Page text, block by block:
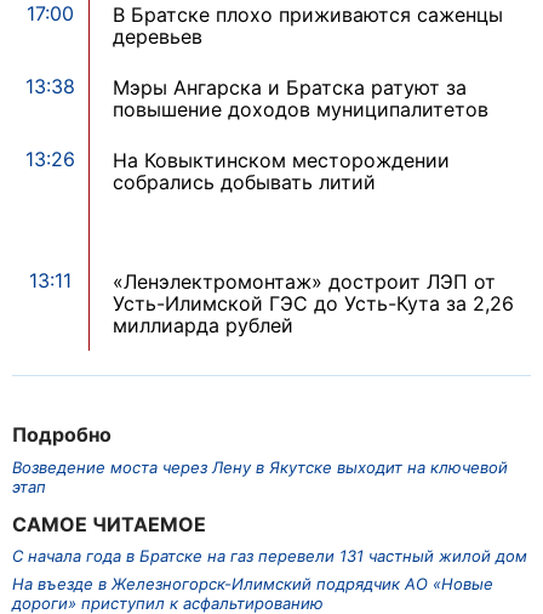
Подробно
Возведение моста через Лену в Якутске выходит на ключевой
этап
САМОЕ ЧИТАЕМОЕ
С начала года в Братске на газ перевели 131 частный жилой дом
На въезде в Железногорск-Илимский подрядчик АО «Новые
дороги» приступил к асфальтированию
17:00
В Братске плохо приживаются саженцы
деревьев
13:38
Мэры Ангарска и Братска ратуют за
повышение доходов муниципалитетов
13:26
На Ковыктинском месторождении
собрались добывать литий
13:11
«Ленэлектромонтаж» достроит ЛЭП от
Усть-Илимской ГЭС до Усть-Кута за 2,26
миллиарда рублей